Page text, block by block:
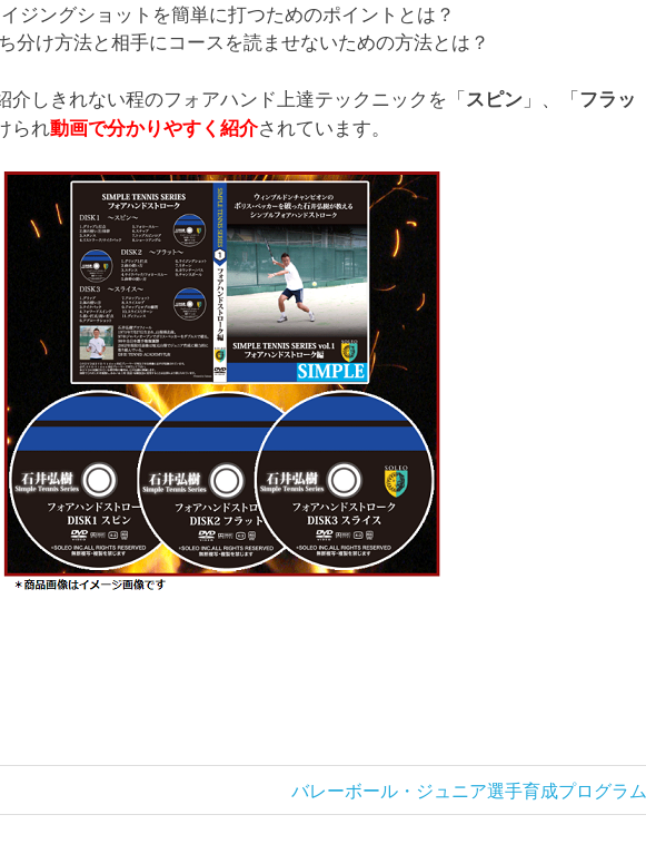
ジングショットを簡単に打つためのポイントとは？
分け方法と相手にコースを読ませないための方法とは？
介しきれない程のフォアハンド上達テックニックを「スピン 」、「フラッ
られ動画で分かりやすく紹介されています。
次
の
バレーボール・ジュニア選手育成プログラム